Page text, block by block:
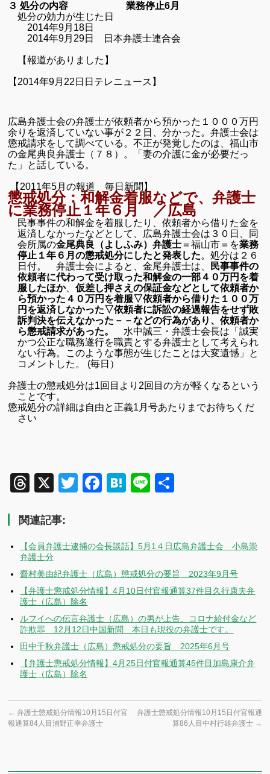
３ 処分の内容 業務停止6月
処分の効力が生じた日
2014年9月 18日
2014年9月 29日 日本弁護士連合会
【報道がありました】
【2014年9月22日日テレニュース】
広島弁護士会の弁護士が依頼者から預かった１０００万円
余りを返済していない事が２２日、分かった。弁護士会は
懲戒請求をして調べている。不正が発覚したのは、福山市
の金尾典良弁護士（７８）。「妻の介護に金が必要だっ
た」と話している。
【2011年5月の報道 毎日新聞】
懲戒処分：和解金着服などで、弁護士
に業務停止１年６月 ／広島
民事事件の和解金を着服したり、依頼者から借りた金を
返済しなかったなどとして、広島弁護士会は３０日、同
会所属の金尾典良（よしふみ）弁護士 ＝福山市＝を業務
停止１年６月の懲戒処分にしたと発表した。処分は２６
日付。 弁護士会によると、金尾弁護士は、
民事事件の
依頼者に代わって受け取った和解金の一部４０万円を着
服したほか、仮差し押さえの保証金などとして依頼者か
ら預かった４０万円を着服▽依頼者から借りた１００万
円を返済しなかった▽依頼者に訴訟の経過報告をせず敗
訴判決を伝えなかった－－などの行為があり、依頼者か
ら懲戒請求があった。
水中誠三・弁護士会長は「誠実
かつ公正な職務遂行を職責とする弁護士として考えられ
ない行為。このような事態が生じたことは大変遺憾」と
コメントした。
(毎日）
弁護士の懲戒処分は1回目より2回目の方が軽くなるという
ことです。
懲戒処分の詳細は自由と正義1月号あたりまでお待ちくだ
さい
Threads
X TwitterFacebook
Hatena
Line
関連記事:
【会員弁護士逮捕の会長談話】5月1４日広島弁護士会 小島崇
弁護士分
齋村美由紀弁護士（広島）懲戒処分の要旨 2023年9月号
【弁護士懲戒処分情報】4月10日付官報通算37件目久行康夫弁
護士（広島）除名
ルフイへの伝言弁護士（広島）の男が上告、コロナ給付金など
詐欺罪 12月12日中国新聞 本日も現役の弁護士です。
田中千秋弁護士（広島）懲戒処分の要旨 2025年6月号
【弁護士懲戒処分情報】4月25日付官報通算45件目加島康介弁
護士（広島）除名
← 弁護士懲戒処分情報10月15日付官
報通算84人目浦野正幸弁護士
弁護士懲戒処分情報10月15日付官報通
算86人目中村行雄弁護士 →